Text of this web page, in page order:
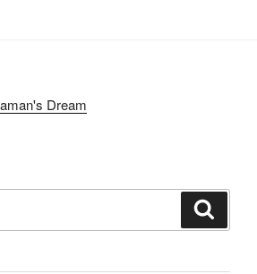
Dream